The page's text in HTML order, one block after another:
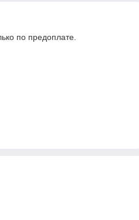
по предоплате.